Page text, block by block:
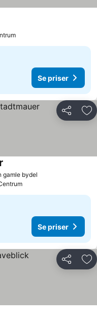
Se priser
Del
gamle bydel
Se priser
Del